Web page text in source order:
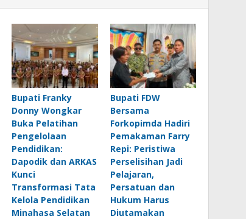
Bupati Franky
Donny Wongkar
Buka Pelatihan
Pengelolaan
Pendidikan:
Dapodik dan ARKAS
Kunci
Transformasi Tata
Kelola Pendidikan
Minahasa Selatan
Bupati FDW
Bersama
Forkopimda Hadiri
Pemakaman Farry
Repi: Peristiwa
Perselisihan Jadi
Pelajaran,
Persatuan dan
Hukum Harus
Diutamakan